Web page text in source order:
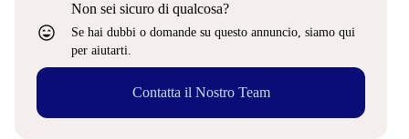
sentiment_very_satisfied
Non sei sicuro di qualcosa?
Se hai dubbi o domande su questo annuncio, siamo qui
per aiutarti.
Contatta il Nostro Team